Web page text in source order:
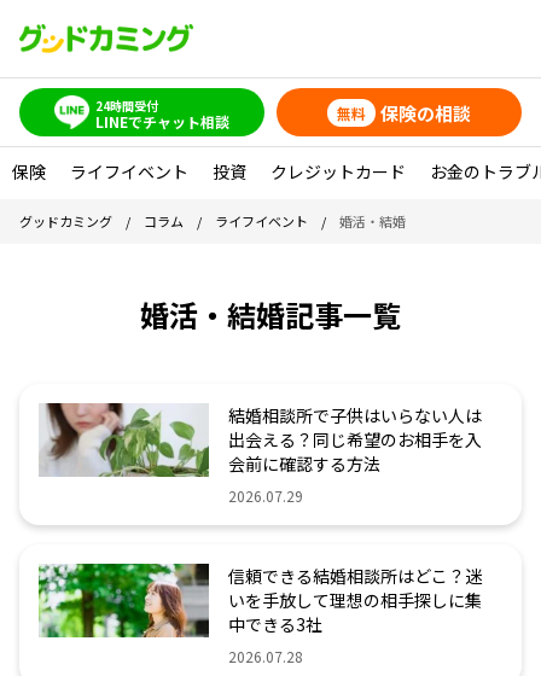
24時間受付
LINEでチャット相談 無料 保険の相談
保険 ライフイベント 投資 クレジットカード お金のトラブ
グッドカミング / コラム / ライフイベント / 婚活・結婚
婚活・結婚記事一覧
結婚相談所で子供はいらない人は
出会える？同じ希望のお相手を入
会前に確認する方法
2026.07.29
信頼できる結婚相談所はどこ？迷
いを手放して理想の相手探しに集
中できる3社
2026.07.28